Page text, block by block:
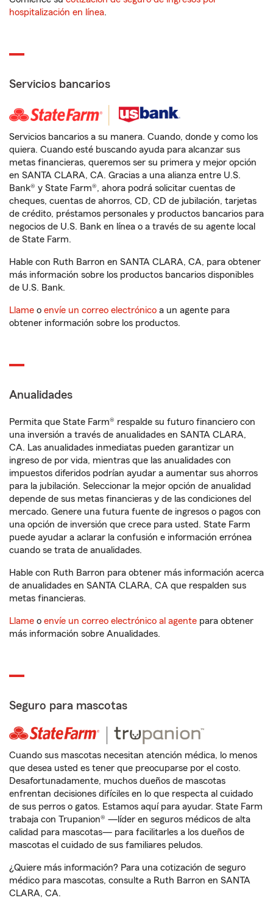
hospitalización en línea.
Servicios bancarios
Servicios bancarios a su manera. Cuando, donde y como los
quiera. Cuando esté buscando ayuda para alcanzar sus
metas financieras, queremos ser su primera y mejor opción
en SANTA CLARA, CA. Gracias a una alianza entre U.S.
Bank® y State Farm®, ahora podrá solicitar cuentas de
cheques, cuentas de ahorros, CD, CD de jubilación, tarjetas
de crédito, préstamos personales y productos bancarios para
negocios de U.S. Bank en línea o a través de su agente local
de State Farm.
Hable con Ruth Barron en SANTA CLARA, CA, para obtener
más información sobre los productos bancarios disponibles
de U.S. Bank.
Llame o envíe un correo electrónico a un agente para
obtener información sobre los productos.
Anualidades
Permita que State Farm® respalde su futuro financiero con
una inversión a través de anualidades en SANTA CLARA,
CA. Las anualidades inmediatas pueden garantizar un
ingreso de por vida, mientras que las anualidades con
impuestos diferidos podrían ayudar a aumentar sus ahorros
para la jubilación. Seleccionar la mejor opción de anualidad
depende de sus metas financieras y de las condiciones del
mercado. Genere una futura fuente de ingresos o pagos con
una opción de inversión que crece para usted. State Farm
puede ayudar a aclarar la confusión e información errónea
cuando se trata de anualidades.
Hable con Ruth Barron para obtener más información acerca
de anualidades en SANTA CLARA, CA que respalden sus
metas financieras.
Llame o envíe un correo electrónico al agente para obtener
más información sobre Anualidades.
Seguro para mascotas
Cuando sus mascotas necesitan atención médica, lo menos
que desea usted es tener que preocuparse por el costo.
Desafortunadamente, muchos dueños de mascotas
enfrentan decisiones difíciles en lo que respecta al cuidado
de sus perros o gatos. Estamos aquí para ayudar. State Farm
trabaja con Trupanion® —líder en seguros médicos de alta
calidad para mascotas— para facilitarles a los dueños de
mascotas el cuidado de sus familiares peludos.
¿Quiere más información? Para una cotización de seguro
médico para mascotas, consulte a Ruth Barron en SANTA
CLARA, CA.